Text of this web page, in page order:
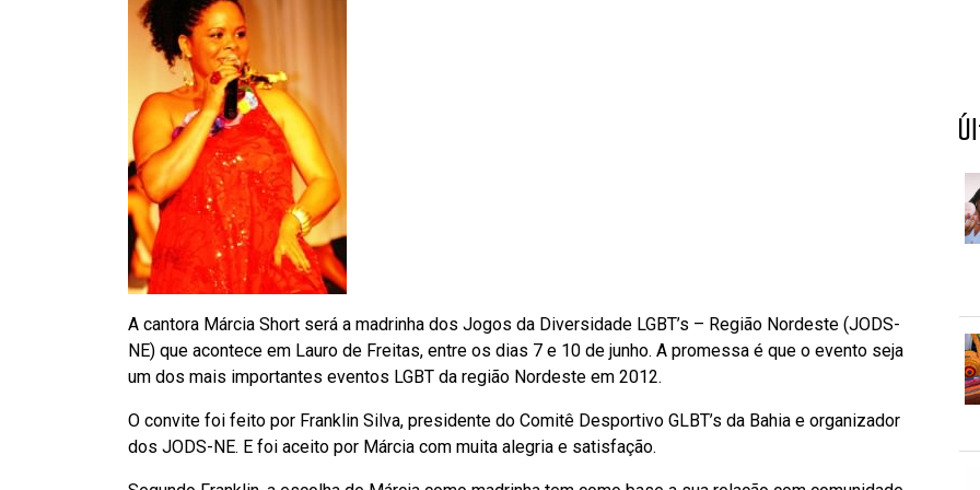
A cantora Márcia Short será a madrinha dos Jogos da Diversidade LGBT’s – Região Nordeste (JODS-
NE) que acontece em Lauro de Freitas, entre os dias 7 e 10 de junho. A promessa é que o evento seja
um dos mais importantes eventos LGBT da região Nordeste em 2012.
O convite foi feito por Franklin Silva, presidente do Comitê Desportivo GLBT’s da Bahia e organizador
dos JODS-NE. E foi aceito por Márcia com muita alegria e satisfação.